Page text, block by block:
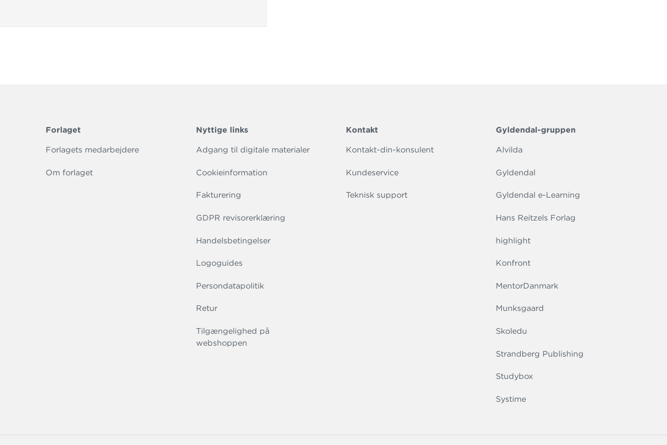
Forlaget
Forlagets medarbejdere
Om forlaget
Nyttige links
Adgang til digitale materialer
Cookieinformation
Fakturering
GDPR revisorerklæring
Handelsbetingelser
Logoguides
Persondatapolitik
Retur
Tilgængelighed på
webshoppen
Kontakt
Kontakt-din-konsulent
Kundeservice
Teknisk support
Gyldendal-gruppen
Alvilda
Gyldendal
Gyldendal e-Learning
Hans Reitzels Forlag
highlight
Konfront
MentorDanmark
Munksgaard
Skoledu
Strandberg Publishing
Studybox
Systime